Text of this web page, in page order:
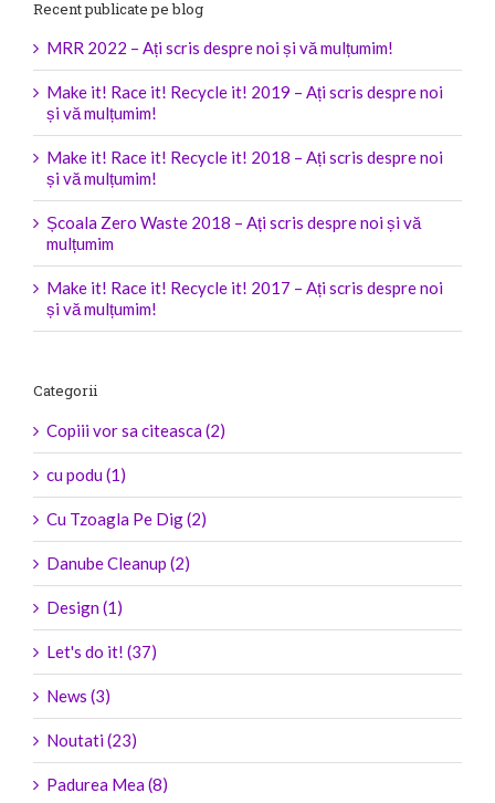
Recent publicate pe blog
MRR 2022 – Ați scris despre noi și vă mulțumim!
Make it! Race it! Recycle it! 2019 – Ați scris despre noi
și vă mulțumim!
Make it! Race it! Recycle it! 2018 – Ați scris despre noi
și vă mulțumim!
Școala Zero Waste 2018 – Ați scris despre noi și vă
mulțumim
Make it! Race it! Recycle it! 2017 – Ați scris despre noi
și vă mulțumim!
Categorii
Copiii vor sa citeasca (2)
cu podu (1)
Cu Tzoagla Pe Dig (2)
Danube Cleanup (2)
Design (1)
Let's do it! (37)
News (3)
Noutati (23)
Padurea Mea (8)